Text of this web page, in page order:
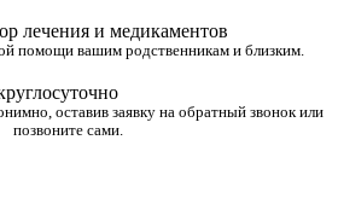
лечения и медикаментов
помощи вашим родственникам и близким.
оставив заявку на обратный звонок или
позвоните сами.